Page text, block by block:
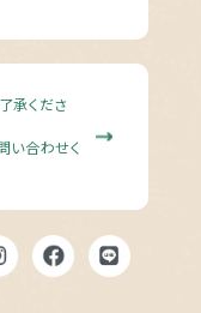
承くださ
い合わせく